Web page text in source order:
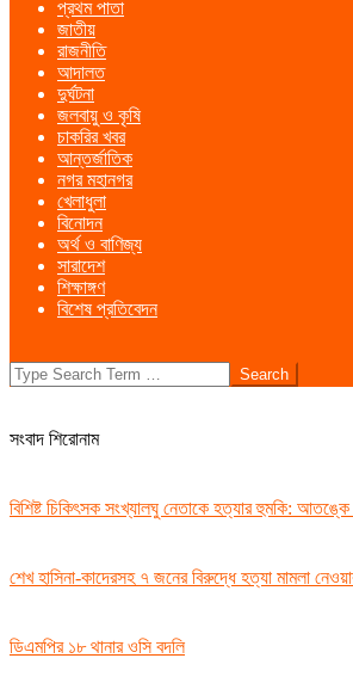
Menu
প্রথম পাতা
জাতীয়
রাজনীতি
আদালত
দুর্ঘটনা
জলবায়ু ও কৃষি
চাকরির খবর
আন্তর্জাতিক
নগর মহানগর
খেলাধুলা
বিনোদন
অর্থ ও বাণিজ্য
সারাদেশ
শিক্ষাঙ্গণ
বিশেষ প্রতিবেদন
Search
সংবাদ শিরোনাম
বিশিষ্ট চিকিৎসক সংখ্যালঘু নেতাকে হত্যার হুমকি: আতঙ্কে
শেখ হাসিনা-কাদেরসহ ৭ জনের বিরুদ্ধে হত্যা মামলা
ডিএমপির ১৮ থানার ওসি বদলি